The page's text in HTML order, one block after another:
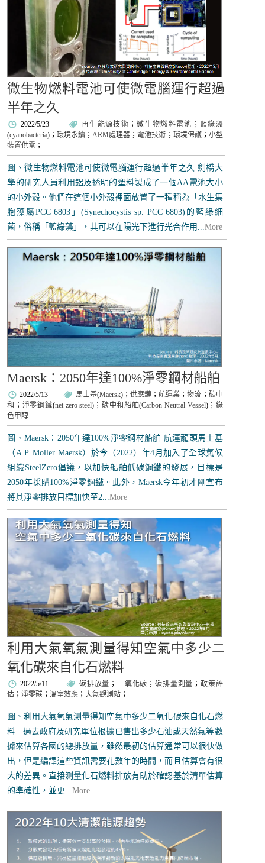
微生物燃料電池可使微電腦運行超過
半年之久
2022/5/23 再生能源技術 ； 微生物燃料電池 ； 藍綠藻
(cyanobacteria)；環境永續 ；ARM處理器 ； 電池技術 ； 環境保護； 小型
裝置供電 ；
圖、微生物燃料電池可使微電腦運行超過半年之久 劍橋大
學的研究人員利用鋁及透明的塑料製成了一個AA電池大小
的小外殼。他們在這個小外殼裡面放置了一種稱為「水生集
胞藻屬PCC 6803」(Synechocystis sp. PCC 6803)的藍綠細
菌，俗稱「藍綠藻」，其可以在陽光下進行光合作用...More
Maersk：2050年達100%淨零鋼材船舶
2022/5/13 馬士基(Maersk)； 供應鏈 ；航運業 ；物流 ； 碳中
和 ； 淨零鋼鐵(net-zero steel)； 碳中和船舶(Carbon Neutral Vessel)； 綠
色甲醇
圖、Maersk：2050年達100%淨零鋼材船舶 航運龍頭馬士基
（A.P. Moller Maersk）於今（2022）年4月加入了全球氣候
組織SteelZero倡議，以加快船舶低碳鋼鐵的發展，目標是
2050年採購100%淨零鋼鐵。此外，Maersk今年初才剛宣布
將其淨零排放目標加快至2...More
利用大氣氧氣測量得知空氣中多少二
氧化碳來自化石燃料
2022/5/11 碳排放量 ； 二氧化碳 ； 碳排量測量 ； 政策評
估 ；淨零碳 ；溫室效應 ；大氣觀測站 ；
圖、利用大氣氧氣測量得知空氣中多少二氧化碳來自化石燃
料 過去政府及研究單位根據已售出多少石油或天然氣等數
據來估算各國的總排放量，雖然最初的估算通常可以很快做
出，但是編譯這些資訊需要花數年的時間，而且估算會有很
大的差異。直接測量化石燃料排放有助於確認基於清單估算
的準確性，並更...More